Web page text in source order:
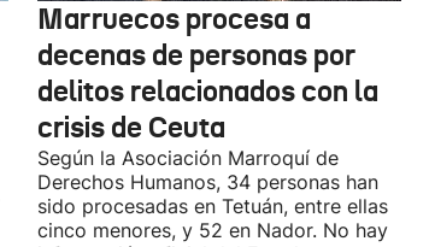
Marruecos procesa a
decenas de personas por
delitos relacionados con la
crisis de Ceuta
Según la Asociación Marroquí de
Derechos Humanos, 34 personas han
sido procesadas en Tetuán, entre ellas
cinco menores, y 52 en Nador. No hay